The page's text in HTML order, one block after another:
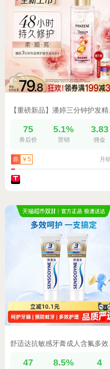
75
券后价
5.1%
营销
3.83
佣金
券 ￥5 月
47 8.5% 4